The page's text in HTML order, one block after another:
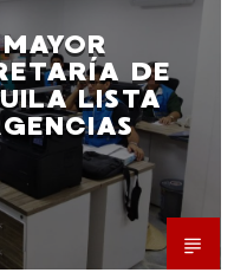
DE
LISTA